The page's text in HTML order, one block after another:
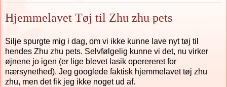
Hjemmelavet Tøj til Zhu zhu pets
Silje spurgte mig i dag, om vi ikke kunne lave nyt tøj til
hendes Zhu zhu pets. Selvfølgelig kunne vi det, nu virker
øjnene jo igen (er lige blevet lasik operereret for
nærsynethed). Jeg googlede faktisk hjemmelavet tøj zhu
zhu, men det fik jeg ikke noget ud af.